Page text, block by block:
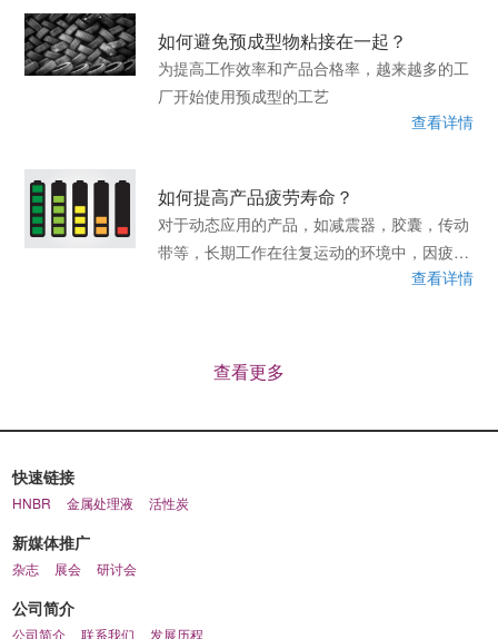
如何避免预成型物粘接在一起？
为提高工作效率和产品合格率，越来越多的工
厂开始使用预成型的工艺
查看详情
如何提高产品疲劳寿命？
对于动态应用的产品，如减震器，胶囊，传动
带等，长期工作在往复运动的环境中，因疲劳
查看详情
查看更多
快速链接
HNBR 金属处理液 活性炭
新媒体推广
杂志 展会 研讨会
公司简介
公司简介 联系我们 发展历程